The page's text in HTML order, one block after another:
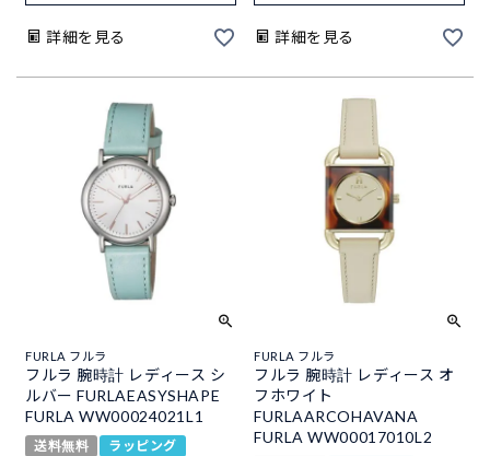
詳細を見る 詳細を見る
FURLA フルラ
フルラ 腕時計 レディース シ
ルバー FURLAEASYSHAPE
FURLA WW00024021L1
送料無料 ラッピング
FURLA フルラ
フルラ 腕時計 レディース オ
フホワイト
FURLAARCOHAVANA
FURLA WW00017010L2